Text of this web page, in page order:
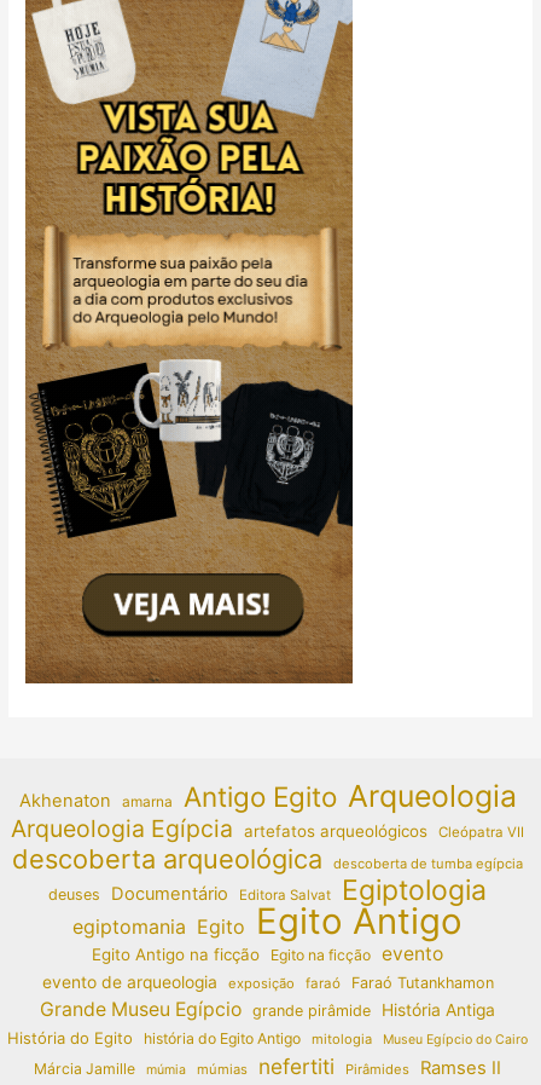
Akhenaton amarna Antigo Egito Arqueologia
Arqueologia Egípcia artefatos arqueológicos Cleópatra VII
descoberta arqueológica descoberta de tumba egípcia
deuses Documentário Editora Salvat Egiptologia
egiptomania Egito Egito Antigo
Egito Antigo na ficção Egito na ficção evento
evento de arqueologia exposição faraó Faraó Tutankhamon
Grande Museu Egípcio grande pirâmide
História Antiga
História do Egito
história do Egito Antigo mitologia Museu Egípcio do Cairo
Márcia Jamille múmia múmias nefertiti Pirâmides Ramses II